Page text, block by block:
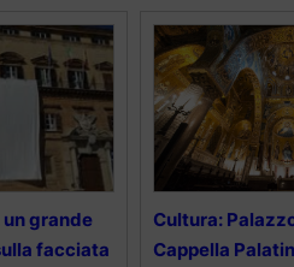
grande
facciata
Cultura:
Cappella